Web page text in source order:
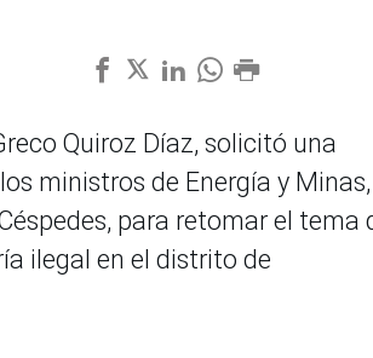
Quiroz Díaz, solicitó una
ministros de Energía y Minas,
para retomar el tema
ilegal en el distrito de